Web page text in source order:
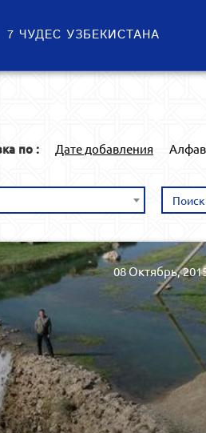
7 ЧУДЕС УЗБЕКИСТАНА
по : Дате добавления
08 Октябрь,